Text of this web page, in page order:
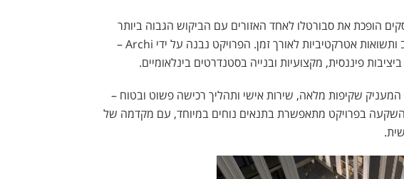
הופכת את סבורטלו לאחד האזורים עם הביקוש הגבוה ביותר
לשכירות, מה שמבטיח למשקיעים זרם הכנסה יציב ותשואות אטרקטיביות לאורך זמן. הפרויקט נבנה על ידי Archi –
פיננסית, מקצועיות ובנייה בסטנדרטים בינלאומיים.
שקיפות מלאה, שירות אישי ותהליך רכישה פשוט ובטוח –
בפרויקט מתאפשרת בתנאים נוחים במיוחד, עם מקדמה של